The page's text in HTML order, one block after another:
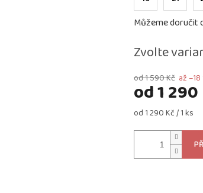
od 1 590 Kč až –18
od1
Měrná
od 1 290 Kč / 1 ks
Zvolte
Můžeme doručit